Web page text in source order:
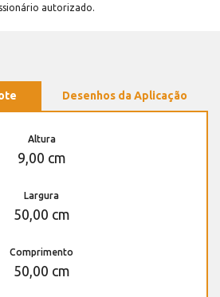
autorizado.
Desenhos da Aplicação
Altura
9,00 cm
Largura
50,00 cm
Comprimento
50,00 cm